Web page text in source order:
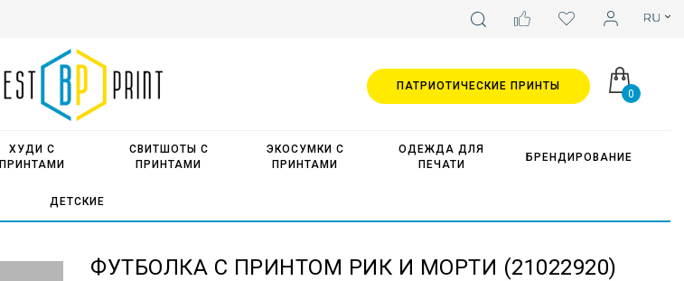
0
ХУДИ С
ПРИНТАМИ
СВИТШОТЫ С
ПРИНТАМИ
ЭКОСУМКИ С
ПРИНТАМИ
ОДЕЖДА ДЛЯ
ПЕЧАТИ
БРЕНДИРОВАНИЕ
ДЕТСКИЕ
ПАТРИОТИЧЕСКИЕ ПРИНТЫ
ФУТБОЛКА С ПРИНТОМ РИК И МОРТИ (21022920)